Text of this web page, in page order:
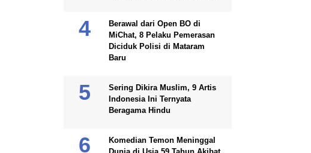
Berawal dari Open BO di
MiChat, 8 Pelaku Pemerasan
Diciduk Polisi di Mataram
Baru
Sering Dikira Muslim, 9 Artis
Indonesia Ini Ternyata
Beragama Hindu
Komedian Temon Meninggal